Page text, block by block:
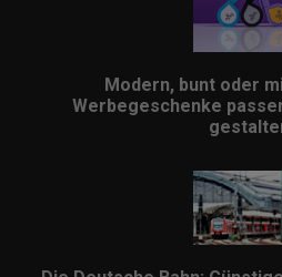
Modern, bunt oder
Werbegeschenke